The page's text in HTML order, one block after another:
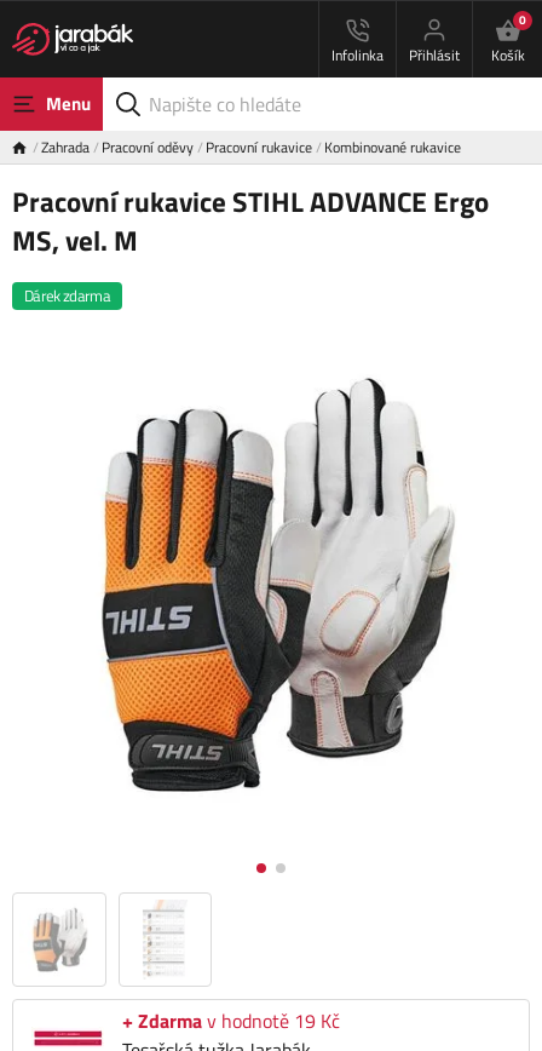
Infolinka Přihlásit
0
Košík
Menu
Zahrada Pracovní oděvy Pracovní rukavice Kombinované rukavice
Pracovní rukavice STIHL ADVANCE Ergo
MS, vel. M
Dárek zdarma
+ Zdarmav hodnotě 19 Kč